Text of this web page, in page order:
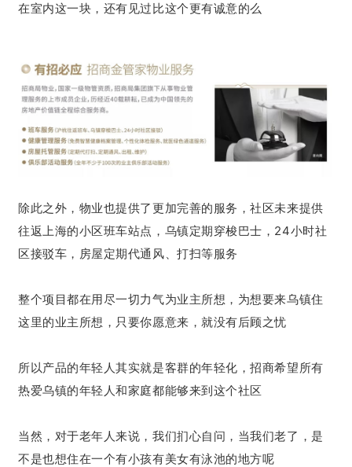
在室内这一块，还有见过比这个更有诚意的么
除此之外，物业也提供了更加完善的服务，社区未来提供
往返上海的小区班车站点，乌镇定期穿梭巴士，24小时社
区接驳车，房屋定期代通风、打扫等服务
整个项目都在用尽一切力气为业主所想，为想要来乌镇住
这里的业主所想，只要你愿意来，就没有后顾之忧
所以产品的年轻人其实就是客群的年轻化，招商希望所有
热爱乌镇的年轻人和家庭都能够来到这个社区
当然，对于老年人来说，我们扪心自问，当我们老了，是
不是也想住在一个有小孩有美女有泳池的地方呢